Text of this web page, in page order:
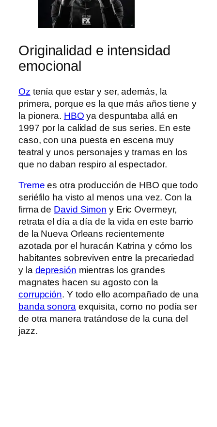
Originalidad e intensidad
emocional
Oz tenía que estar y ser, además, la
primera, porque es la que más años tiene y
la pionera. HBO ya despuntaba allá en
1997 por la calidad de sus series. En este
caso, con una puesta en escena muy
teatral y unos personajes y tramas en los
que no daban respiro al espectador.
Treme es otra producción de HBO que todo
seriéfilo ha visto al menos una vez. Con la
firma de David Simon y Eric Overmeyr,
retrata el día a día de la vida en este barrio
de la Nueva Orleans recientemente
azotada por el huracán Katrina y cómo los
habitantes sobreviven entre la precariedad
y la depresión mientras los grandes
magnates hacen su agosto con la
corrupción. Y todo ello acompañado de una
banda sonora exquisita, como no podía ser
de otra manera tratándose de la cuna del
jazz.